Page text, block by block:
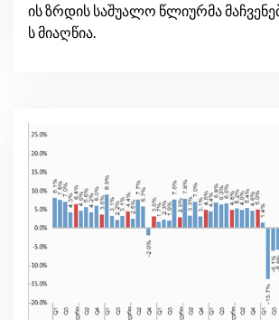
ის ზრდის საშუალო წლიურმა
ს მიაღწია.